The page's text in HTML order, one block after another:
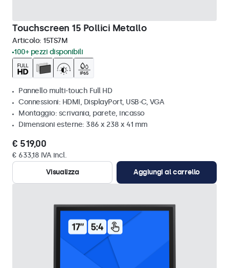
Touchscreen 15 Pollici Metallo
Articolo: 15TS7M
100+ pezzi disponibili
Pannello multi-touch Full HD
Connessioni: HDMI, DisplayPort, USB-C, VGA
Montaggio: scrivania, parete, incasso
Dimensioni esterne: 386 x 238 x 41 mm
€ 519,00
€ 633,18 IVA incl.
Visualizza
Aggiungi al carrello